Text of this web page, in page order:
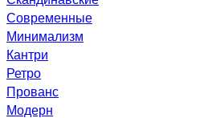
Современные
Минимализм
Кантри
Ретро
Прованс
Модерн